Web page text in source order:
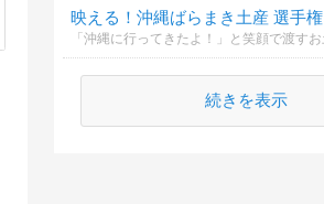
映える！沖縄ばらまき土産 選手権
続きを表示